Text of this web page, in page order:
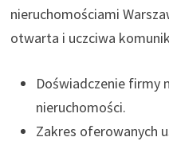
nieruchomościami
otwarta i uczciwa
Doświadczenie firmy
nieruchomości.
Zakres oferowanych